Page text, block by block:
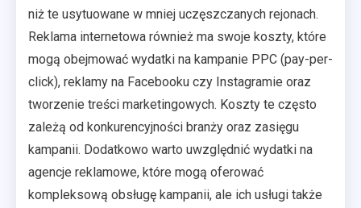
niż te usytuowane w mniej uczęszczanych rejonach.
Reklama internetowa również ma swoje koszty, które
mogą obejmować wydatki na kampanie PPC (pay-per-
click), reklamy na Facebooku czy Instagramie oraz
tworzenie treści marketingowych. Koszty te często
zależą od konkurencyjności branży oraz zasięgu
kampanii. Dodatkowo warto uwzględnić wydatki na
agencje reklamowe, które mogą oferować
kompleksową obsługę kampanii, ale ich usługi także